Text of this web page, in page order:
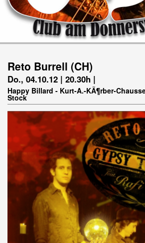
Reto Burrell (CH)
Do., 04.10.12 | 20.30h |
Happy Billard - Kurt-A.-KÃ¶rber-
Stock